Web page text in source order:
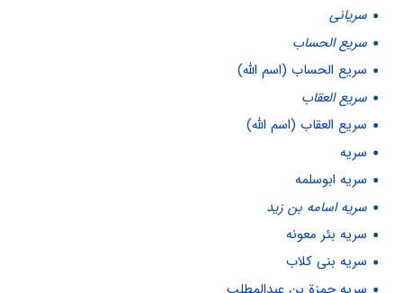
سریانی
سریع الحساب
سریع الحساب (اسم الله)
سریع العقاب
سریع العقاب (اسم الله)
سریه
سریه ابوسلمه
سریه اسامه بن زید
سریه بئر معونه
سریه بنی کلاب